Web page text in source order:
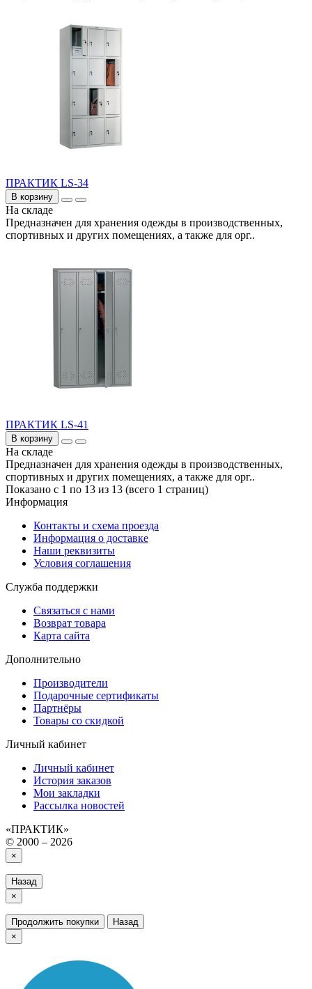
ПРАКТИК LS-34
В корзину
На складе
Предназначен для хранения одежды в производственных,
спортивных и других помещениях, а также для орг..
ПРАКТИК LS-41
В корзину
На складе
Предназначен для хранения одежды в производственных,
спортивных и других помещениях, а также для орг..
Показано с 1 по 13 из 13 (всего 1 страниц)
Информация
Контакты и схема проезда
Информация о доставке
Наши реквизиты
Условия соглашения
Служба поддержки
Связаться с нами
Возврат товара
Карта сайта
Дополнительно
Производители
Подарочные сертификаты
Партнёры
Товары со скидкой
Личный кабинет
Личный кабинет
История заказов
Мои закладки
Рассылка новостей
«ПРАКТИК»
© 2000 – 2026
×
Назад
×
Продолжить покупки
Назад
×